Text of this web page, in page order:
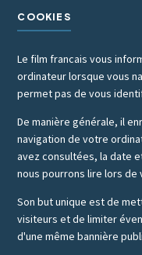
COOKIES
Le film francais vous
ordinateur lorsque vous
permet pas de vous
De manière générale, il
navigation de votre
avez consultées, la date
nous pourrons lire lors
Son but unique est de
visiteurs et de limiter
d'une même bannière